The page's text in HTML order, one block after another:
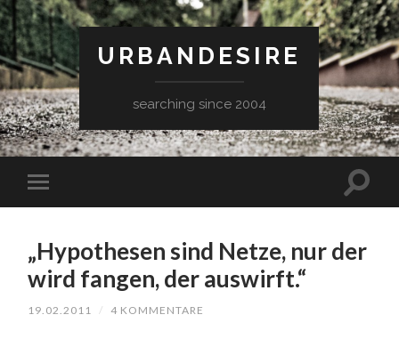
URBANDESIRE
searching since 2004
„Hypothesen sind Netze, nur der
wird fangen, der auswirft.“
19.02.2011 / 4 KOMMENTARE